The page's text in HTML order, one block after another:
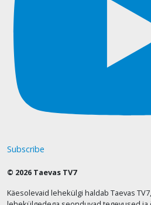
Subscribe
© 2026 Taevas TV7
Käesolevaid lehekülgi haldab Taevas